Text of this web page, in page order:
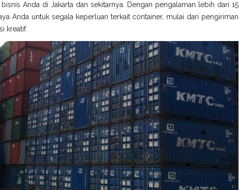
Anda di Jakarta dan sekitarnya. Dengan pengalaman lebih dari 15
Anda untuk segala keperluan terkait container, mulai dari pengiriman
kreatif.